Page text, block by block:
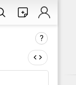
?